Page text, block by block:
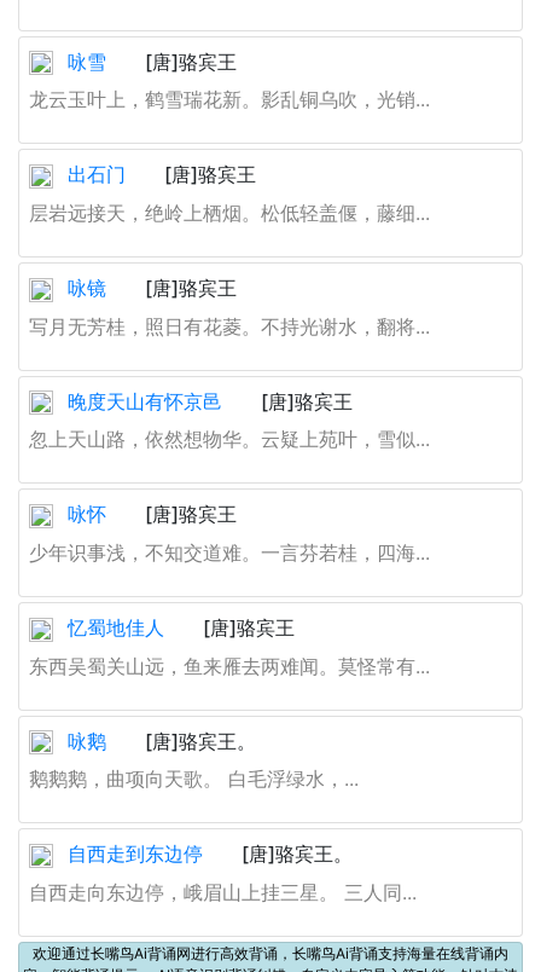
咏雪
[唐]骆宾王
龙云玉叶上，鹤雪瑞花新。影乱铜乌吹，光销...
出石门
[唐]骆宾王
层岩远接天，绝岭上栖烟。松低轻盖偃，藤细...
咏镜
[唐]骆宾王
写月无芳桂，照日有花菱。不持光谢水，翻将...
晚度天山有怀京邑
[唐]骆宾王
忽上天山路，依然想物华。云疑上苑叶，雪似...
咏怀
[唐]骆宾王
少年识事浅，不知交道难。一言芬若桂，四海...
忆蜀地佳人
[唐]骆宾王
东西吴蜀关山远，鱼来雁去两难闻。莫怪常有...
咏鹅
[唐]骆宾王。
鹅鹅鹅，曲项向天歌。 白毛浮绿水，...
自西走到东边停
[唐]骆宾王。
自西走向东边停，峨眉山上挂三星。 三人同...
欢迎通过长嘴鸟Ai背诵网进行高效背诵，长嘴鸟Ai背诵支持海量在线背诵内